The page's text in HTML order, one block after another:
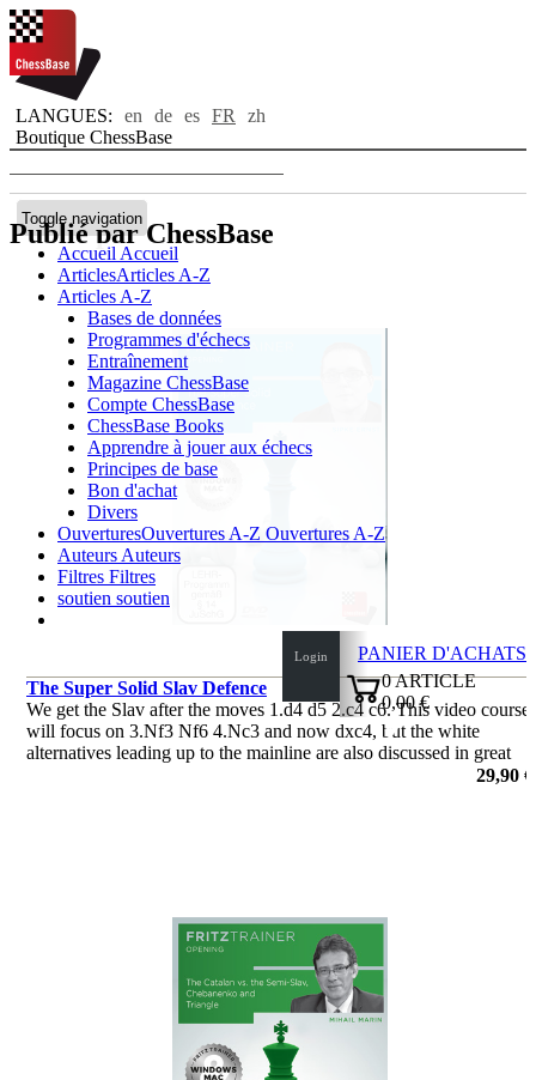
LANGUES: en de es FR
zh
Boutique ChessBase
Toggle navigation
Accueil Accueil
ArticlesArticles A-Z
Articles A-Z
Bases de données
Programmes d'échecs
Entraînement
Magazine ChessBase
Compte ChessBase
ChessBase Books
Apprendre à jouer aux échecs
Principes de base
Bon d'achat
Divers
OuverturesOuvertures A-Z Ouvertures A-Z
Auteurs Auteurs
Filtres Filtres
soutien soutien
Login
PANIER D'ACHATS
0ARTICLE
0,00 €
✔
Publié par ChessBase
The Super Solid Slav Defence
We get the Slav after the moves 1.d4 d5 2.c4 c6. This video course
will focus on 3.Nf3 Nf6 4.Nc3 and now dxc4, but the white
alternatives leading up to the mainline are also discussed in great
29,90 €